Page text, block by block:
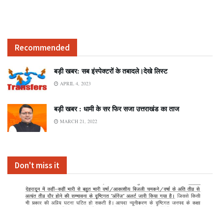
Recommended
बड़ी खबर: सब इंस्पेक्टरों के तबादले।देखे लिस्ट
APRIL 4, 2023
बड़ी खबर : धामी के सर फिर सजा उत्तराखंड का ताज
MARCH 21, 2022
Don't miss it